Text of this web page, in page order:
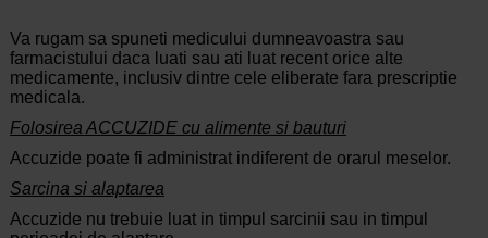
Va rugam sa spuneti medicului dumneavoastra sau
farmacistului daca luati sau ati luat recent orice alte
medicamente, inclusiv dintre cele eliberate fara prescriptie
medicala.
Folosirea ACCUZIDE cu alimente si bauturi
Accuzide poate fi administrat indiferent de orarul meselor.
Sarcina si alaptarea
Accuzide nu trebuie luat in timpul sarcinii sau in timpul